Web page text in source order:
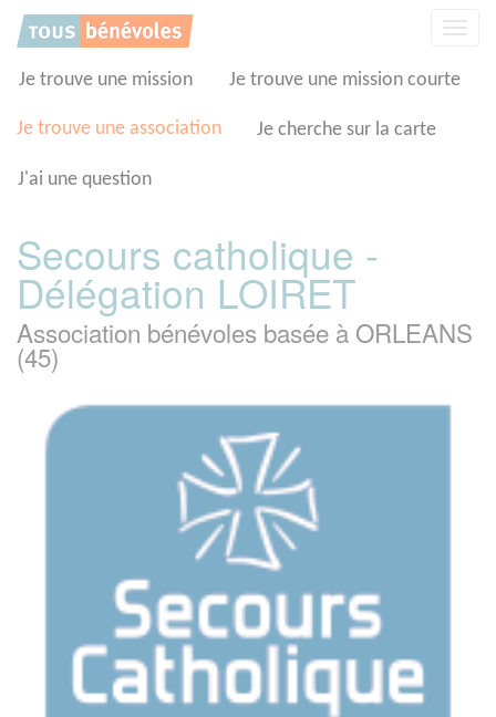
Je trouve une mission Je trouve une mission courte
Je trouve une association Je cherche sur la carte
J'ai une question
Secours catholique -
Délégation LOIRET
Association bénévoles basée à ORLEANS
(45)
Panneau de gestion des cookies